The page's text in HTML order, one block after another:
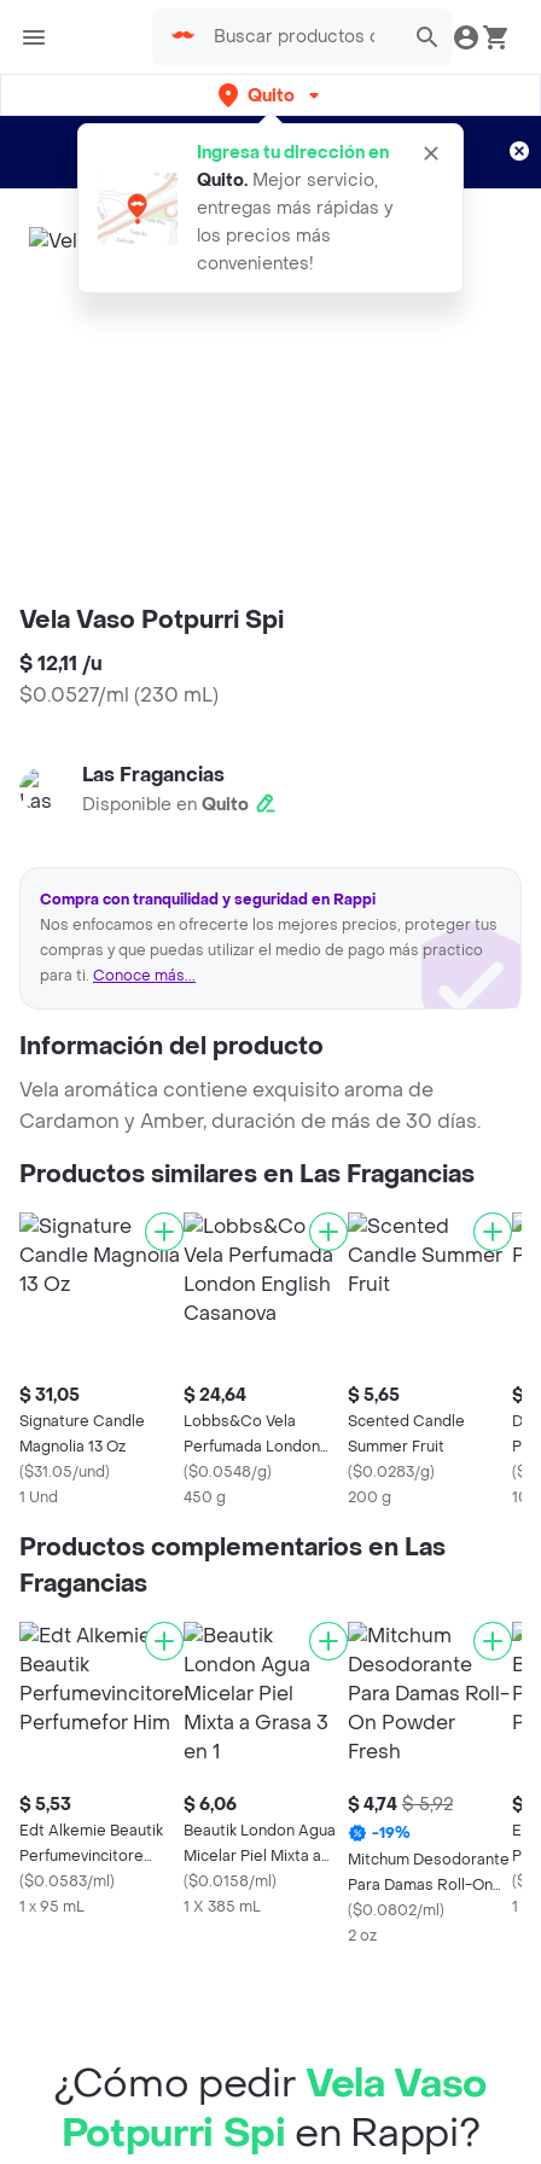
Quito
Ingresa tu dirección en
Quito. Mejor servicio,
entregas más rápidas y
los precios más
convenientes!
envíos gratis por semanas
Aplican TyC
Vela Vaso Potpurri Spi
$ 12,11 /u
$0.0527/ml (230 mL)
Las Fragancias
Disponible en Quito
Compra con tranquilidad y seguridad en Rappi
Nos enfocamos en ofrecerte los mejores precios, proteger tus
compras y que puedas utilizar el medio de pago más practico
para ti. Conoce más...
Información del producto
Vela aromática contiene exquisito aroma de
Cardamon y Amber, duración de más de 30 días.
Productos similares en Las Fragancias
$ 31,05
Signature Candle
Magnolia 13 Oz
($31.05/und)
1 Und
$ 24,64
Lobbs&Co Vela
Perfumada London
English Casanova
($0.0548/g)
450 g
$ 5,65
Scented Candle
Summer Fruit
($0.0283/g)
200 g
$
(
Productos complementarios en Las
Fragancias
$ 5,53
Edt Alkemie Beautik
Perfumevincitore
Perfumefor Him
($0.0583/ml)
1 x 95 mL
$ 6,06
Beautik London Agua
Micelar Piel Mixta a
Grasa 3 en 1
($0.0158/ml)
1 X 385 mL
$ 4,74 $ 5,92
-19%
Mitchum Desodorante
Para Damas Roll-On
Powder Fresh
($0.0802/ml)
2 oz
$
Edt
(
1 x
¿Cómo pedirVela Vaso
Potpurri Spi en Rappi?